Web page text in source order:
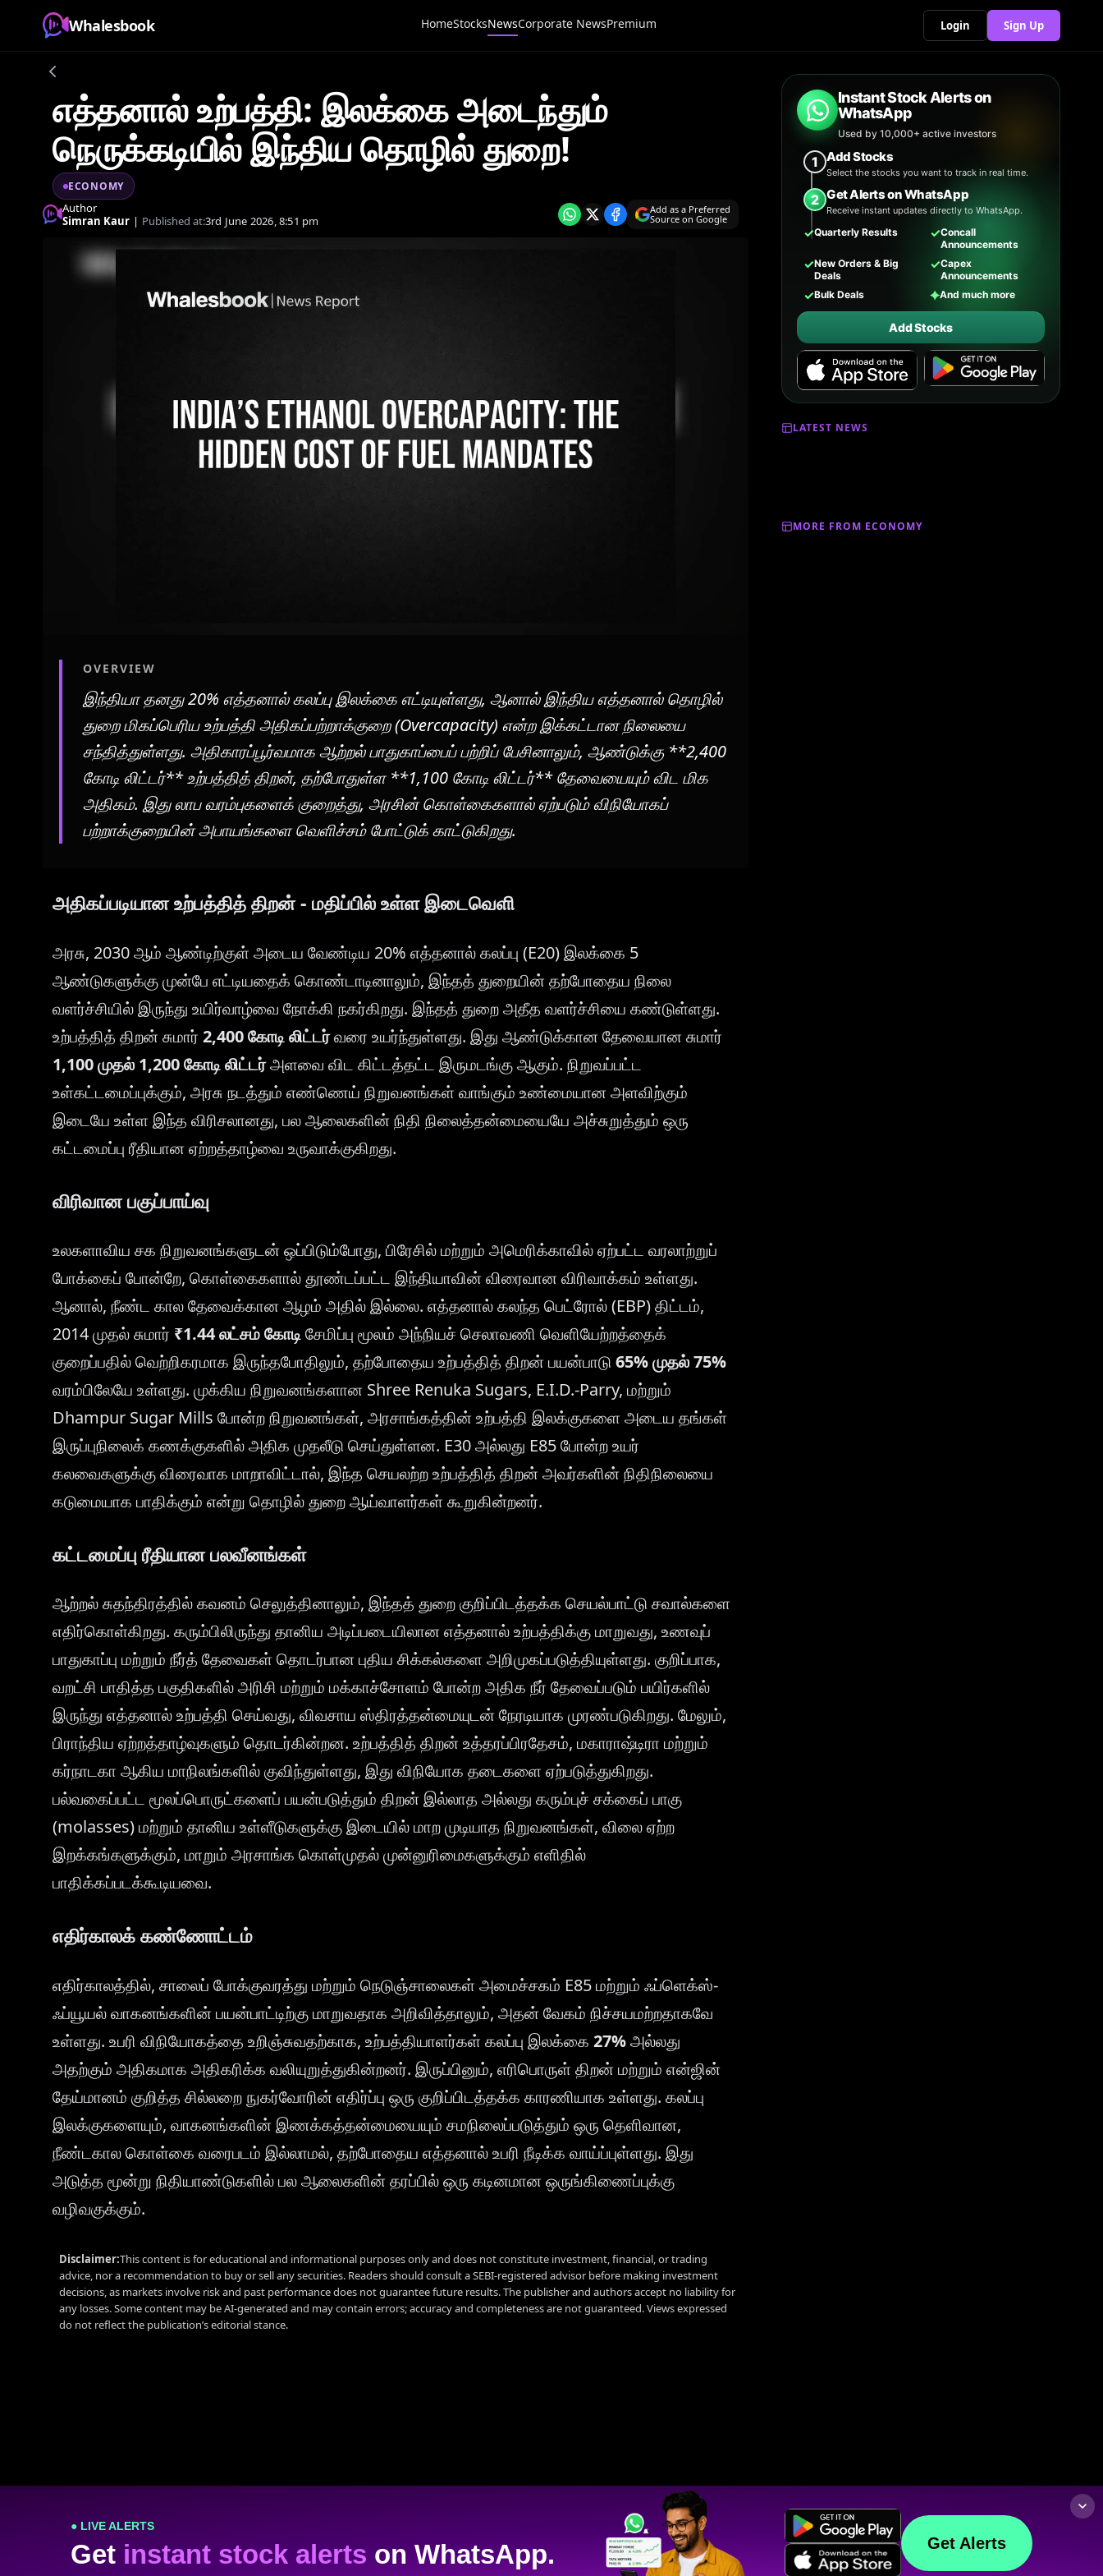
Whalesbook HomeStocksNewsCorporate NewsPremium Login Sign Up
எத்தனால் உற்பத்தி: இலக்கை அடைந்தும்
நெருக்கடியில் இந்திய தொழில் துறை!
ECONOMY
Author
Simran Kaur | Published at:3rd June 2026, 8:51 pm
Add as a Preferred
Source on Google
OVERVIEW
இந்தியா தனது 20% எத்தனால் கலப்பு இலக்கை எட்டியுள்ளது, ஆனால் இந்திய எத்தனால் தொழில்
துறை மிகப்பெரிய உற்பத்தி அதிகப்பற்றாக்குறை (Overcapacity) என்ற இக்கட்டான நிலையை
சந்தித்துள்ளது. அதிகாரப்பூர்வமாக ஆற்றல் பாதுகாப்பைப் பற்றிப் பேசினாலும், ஆண்டுக்கு **2,400
கோடி லிட்டர்** உற்பத்தித் திறன், தற்போதுள்ள **1,100 கோடி லிட்டர்** தேவையையும் விட மிக
அதிகம். இது லாப வரம்புகளைக் குறைத்து, அரசின் கொள்கைகளால் ஏற்படும் விநியோகப்
பற்றாக்குறையின் அபாயங்களை வெளிச்சம் போட்டுக் காட்டுகிறது.
அதிகப்படியான உற்பத்தித் திறன் - மதிப்பில் உள்ள இடைவெளி
அரசு, 2030 ஆம் ஆண்டிற்குள் அடைய வேண்டிய 20% எத்தனால் கலப்பு (E20) இலக்கை 5
ஆண்டுகளுக்கு முன்பே எட்டியதைக் கொண்டாடினாலும், இந்தத் துறையின் தற்போதைய நிலை
வளர்ச்சியில் இருந்து உயிர்வாழ்வை நோக்கி நகர்கிறது. இந்தத் துறை அதீத வளர்ச்சியை கண்டுள்ளது.
உற்பத்தித் திறன் சுமார் 2,400 கோடி லிட்டர்வரை உயர்ந்துள்ளது. இது ஆண்டுக்கான தேவையான சுமார்
1,100 முதல் 1,200 கோடி லிட்டர்அளவை விட கிட்டத்தட்ட இருமடங்கு ஆகும். நிறுவப்பட்ட
உள்கட்டமைப்புக்கும், அரசு நடத்தும் எண்ணெய் நிறுவனங்கள் வாங்கும் உண்மையான அளவிற்கும்
இடையே உள்ள இந்த விரிசலானது, பல ஆலைகளின் நிதி நிலைத்தன்மையையே அச்சுறுத்தும் ஒரு
கட்டமைப்பு ரீதியான ஏற்றத்தாழ்வை உருவாக்குகிறது.
விரிவான பகுப்பாய்வு
உலகளாவிய சக நிறுவனங்களுடன் ஒப்பிடும்போது, பிரேசில் மற்றும் அமெரிக்காவில் ஏற்பட்ட வரலாற்றுப்
போக்கைப் போன்றே, கொள்கைகளால் தூண்டப்பட்ட இந்தியாவின் விரைவான விரிவாக்கம் உள்ளது.
ஆனால், நீண்ட கால தேவைக்கான ஆழம் அதில் இல்லை. எத்தனால் கலந்த பெட்ரோல் (EBP) திட்டம்,
2014 முதல் சுமார் ₹1.44 லட்சம் கோடிசேமிப்பு மூலம் அந்நியச் செலாவணி வெளியேற்றத்தைக்
குறைப்பதில் வெற்றிகரமாக இருந்தபோதிலும், தற்போதைய உற்பத்தித் திறன் பயன்பாடு65% முதல் 75%
வரம்பிலேயே உள்ளது. முக்கிய நிறுவனங்களான Shree Renuka Sugars, E.I.D.-Parry, மற்றும்
Dhampur Sugar Mills போன்ற நிறுவனங்கள், அரசாங்கத்தின் உற்பத்தி இலக்குகளை அடைய தங்கள்
இருப்புநிலைக் கணக்குகளில் அதிக முதலீடு செய்துள்ளன. E30 அல்லது E85 போன்ற உயர்
கலவைகளுக்கு விரைவாக மாறாவிட்டால், இந்த செயலற்ற உற்பத்தித் திறன் அவர்களின் நிதிநிலையை
கடுமையாக பாதிக்கும் என்று தொழில் துறை ஆய்வாளர்கள் கூறுகின்றனர்.
கட்டமைப்பு ரீதியான பலவீனங்கள்
ஆற்றல் சுதந்திரத்தில் கவனம் செலுத்தினாலும், இந்தத் துறை குறிப்பிடத்தக்க செயல்பாட்டு சவால்களை
எதிர்கொள்கிறது. கரும்பிலிருந்து தானிய அடிப்படையிலான எத்தனால் உற்பத்திக்கு மாறுவது, உணவுப்
பாதுகாப்பு மற்றும் நீர்த் தேவைகள் தொடர்பான புதிய சிக்கல்களை அறிமுகப்படுத்தியுள்ளது. குறிப்பாக,
வறட்சி பாதித்த பகுதிகளில் அரிசி மற்றும் மக்காச்சோளம் போன்ற அதிக நீர் தேவைப்படும் பயிர்களில்
இருந்து எத்தனால் உற்பத்தி செய்வது, விவசாய ஸ்திரத்தன்மையுடன் நேரடியாக முரண்படுகிறது. மேலும்,
பிராந்திய ஏற்றத்தாழ்வுகளும் தொடர்கின்றன. உற்பத்தித் திறன் உத்தரப்பிரதேசம், மகாராஷ்டிரா மற்றும்
கர்நாடகா ஆகிய மாநிலங்களில் குவிந்துள்ளது, இது விநியோக தடைகளை ஏற்படுத்துகிறது.
பல்வகைப்பட்ட மூலப்பொருட்களைப் பயன்படுத்தும் திறன் இல்லாத அல்லது கரும்புச் சக்கைப் பாகு
(molasses) மற்றும் தானிய உள்ளீடுகளுக்கு இடையில் மாற முடியாத நிறுவனங்கள், விலை ஏற்ற
இறக்கங்களுக்கும், மாறும் அரசாங்க கொள்முதல் முன்னுரிமைகளுக்கும் எளிதில்
பாதிக்கப்படக்கூடியவை.
எதிர்காலக் கண்ணோட்டம்
எதிர்காலத்தில், சாலைப் போக்குவரத்து மற்றும் நெடுஞ்சாலைகள் அமைச்சகம் E85 மற்றும் ஃப்ளெக்ஸ்-
ஃப்யூயல் வாகனங்களின் பயன்பாட்டிற்கு மாறுவதாக அறிவித்தாலும், அதன் வேகம் நிச்சயமற்றதாகவே
உள்ளது. உபரி விநியோகத்தை உறிஞ்சுவதற்காக, உற்பத்தியாளர்கள் கலப்பு இலக்கை 27%அல்லது
அதற்கும் அதிகமாக அதிகரிக்க வலியுறுத்துகின்றனர். இருப்பினும், எரிபொருள் திறன் மற்றும் என்ஜின்
தேய்மானம் குறித்த சில்லறை நுகர்வோரின் எதிர்ப்பு ஒரு குறிப்பிடத்தக்க காரணியாக உள்ளது. கலப்பு
இலக்குகளையும், வாகனங்களின் இணக்கத்தன்மையையும் சமநிலைப்படுத்தும் ஒரு தெளிவான,
நீண்டகால கொள்கை வரைபடம் இல்லாமல், தற்போதைய எத்தனால் உபரி நீடிக்க வாய்ப்புள்ளது. இது
அடுத்த மூன்று நிதியாண்டுகளில் பல ஆலைகளின் தரப்பில் ஒரு கடினமான ஒருங்கிணைப்புக்கு
வழிவகுக்கும்.
Disclaimer:This content is for educational and informational purposes only and does not constitute investment, financial, or trading
advice, nor a recommendation to buy or sell any securities. Readers should consult a SEBI-registered advisor before making investment
decisions, as markets involve risk and past performance does not guarantee future results. The publisher and authors accept no liability for
any losses. Some content may be AI-generated and may contain errors; accuracy and completeness are not guaranteed. Views expressed
do not reflect the publication’s editorial stance.
Instant Stock Alerts on
WhatsApp
Used by 10,000+ active investors
1 Add Stocks
Select the stocks you want to track in real time.
2 Get Alerts on WhatsApp
Receive instant updates directly to WhatsApp.
✓Quarterly Results ✓Concall
Announcements
✓New Orders & Big
Deals
✓Capex
Announcements
✓Bulk Deals ✦And much more
Add Stocks
LATEST NEWS
MORE FROM ECONOMY
● LIVE ALERTS
Get instant stock alerts on WhatsApp. Get Alerts